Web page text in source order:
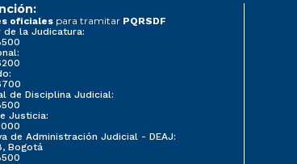
oficiales para tramitar PQRSDF
de la Judicatura:
de Disciplina Judicial:
Justicia:
de Administración Judicial - DEAJ:
Bogotá